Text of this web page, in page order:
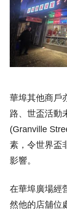
華埠其他商戶
路、世盃活動
(Granville
素，令世界盃
影響。
在華埠廣場經
然他的店舖位